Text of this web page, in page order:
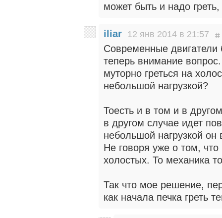
может быть и надо
iliar 12 янв 2014 в 21:57
Современные двигатели
теперь внимание
муторно греться на
небольшой нагрузкой?
Тоесть и в том и в
в другом случае идет
небольшой нагрузкой
Не говоря уже о том,
холостых. То механика
Так что мое решение,
как начала печка греть